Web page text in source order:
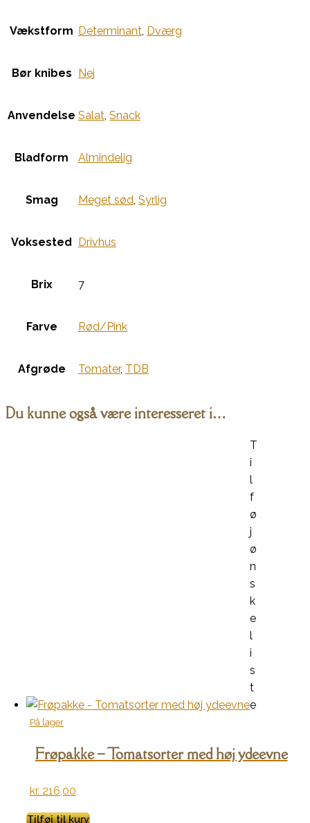
Vækstform Determinant, Dværg
Bør knibes Nej
Anvendelse Salat, Snack
Bladform Almindelig
Smag Meget sød, Syrlig
Voksested Drivhus
Brix 7
Farve Rød/Pink
Afgrøde Tomater, TDB
Du kunne også være interesseret i…
T
i
l
f
ø
j
ø
n
s
k
e
l
i
s
t
e
På lager
Frøpakke – Tomatsorter med høj ydeevne
kr. 216,00
Tilføj til kurv